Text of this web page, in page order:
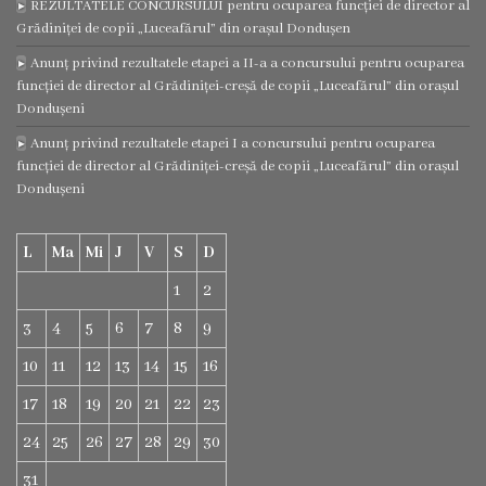
Regulamentul
consiliului
Deciziile
consiliului
Transparență
orașului
Strategia
de
dezvoltare
REZULTATELE CONCURSULUI pentru ocuparea funcției de director al
Grădiniței de copii „Luceafărul” din orașul Dondușen
Anunț privind rezultatele etapei a II-a a concursului pentru ocuparea
funcției de director al Grădiniței-creșă de copii „Luceafărul” din orașul
Dondușeni
Anunț privind rezultatele etapei I a concursului pentru ocuparea
funcției de director al Grădiniței-creșă de copii „Luceafărul” din orașul
Dondușeni
L Ma Mi J V S D
1
2
3
4 5 6 7 8
9
10
11 12 13 14 15
16
17
18 19 20 21 22
23
24
25 26 27 28 29
30
31